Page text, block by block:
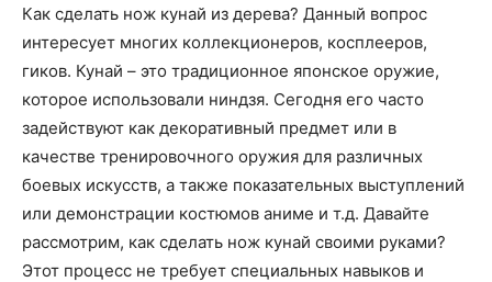
Как сделать нож кунай из дерева? Данный вопрос
интересует многих коллекционеров, косплееров,
гиков. Кунай – это традиционное японское оружие,
которое использовали ниндзя. Сегодня его часто
задействуют как декоративный предмет или в
качестве тренировочного оружия для различных
боевых искусств, а также показательных выступлений
или демонстрации костюмов аниме и т.д. Давайте
рассмотрим, как сделать нож кунай своими руками?
Этот процесс не требует специальных навыков и